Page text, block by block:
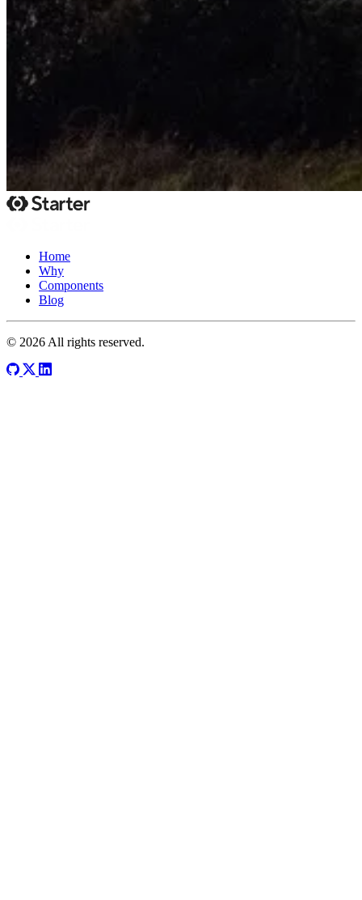
Home
Why
Components
Blog
© 2026 All rights reserved.